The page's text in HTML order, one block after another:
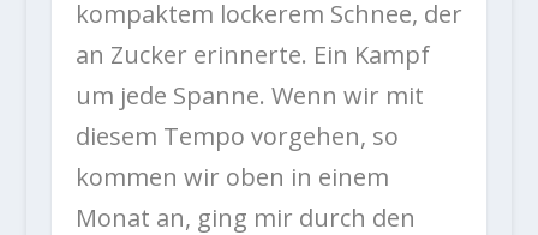
kompaktem lockerem Schnee, der
an Zucker erinnerte. Ein Kampf
um jede Spanne. Wenn wir mit
diesem Tempo vorgehen, so
kommen wir oben in einem
Monat an, ging mir durch den